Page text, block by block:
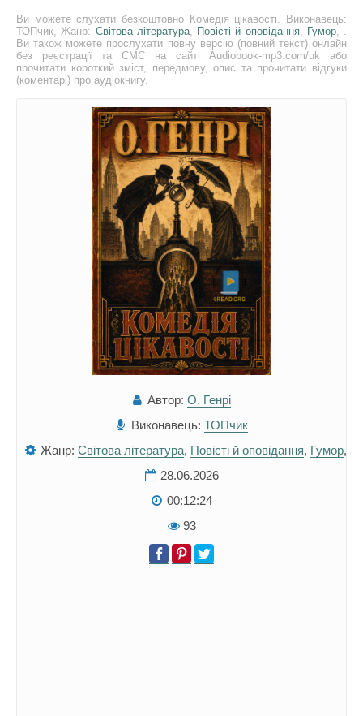
Ви можете слухати безкоштовно Комедія цікавості. Виконавець:
ТОПчик, Жанр: Світова література, Повісті й оповідання, Гумор, .
Ви також можете прослухати повну версію (повний текст) онлайн
без реєстрації та СМС на сайті Audiobook-mp3.com/uk або
прочитати короткий зміст, передмову, опис та прочитати відгуки
(коментарі) про аудіокнигу.
Автор: О. Генрі
Виконавець: ТОПчик
Жанр: Світова література, Повісті й оповідання, Гумор,
28.06.2026
00:12:24
93